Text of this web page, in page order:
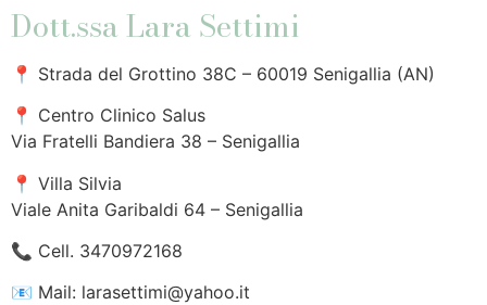
Dott.ssa Lara Settimi
📍 Strada del Grottino 38C – 60019 Senigallia (AN)
📍 Centro Clinico Salus
Via Fratelli Bandiera 38 – Senigallia
📍 Villa Silvia
Viale Anita Garibaldi 64 – Senigallia
📞 Cell. 3470972168
📧 Mail: larasettimi@yahoo.it